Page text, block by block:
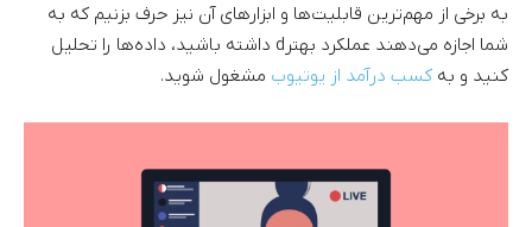
به برخی از مهم‌ترین قابلیت‌ها و ابزارهای آن نیز حرف بزنیم که به
شما اجازه می‌دهند عملکرد بهترd داشته باشید، داده‌ها را تحلیل
کنید و به کسب درآمد از یوتیوب مشغول شوید.